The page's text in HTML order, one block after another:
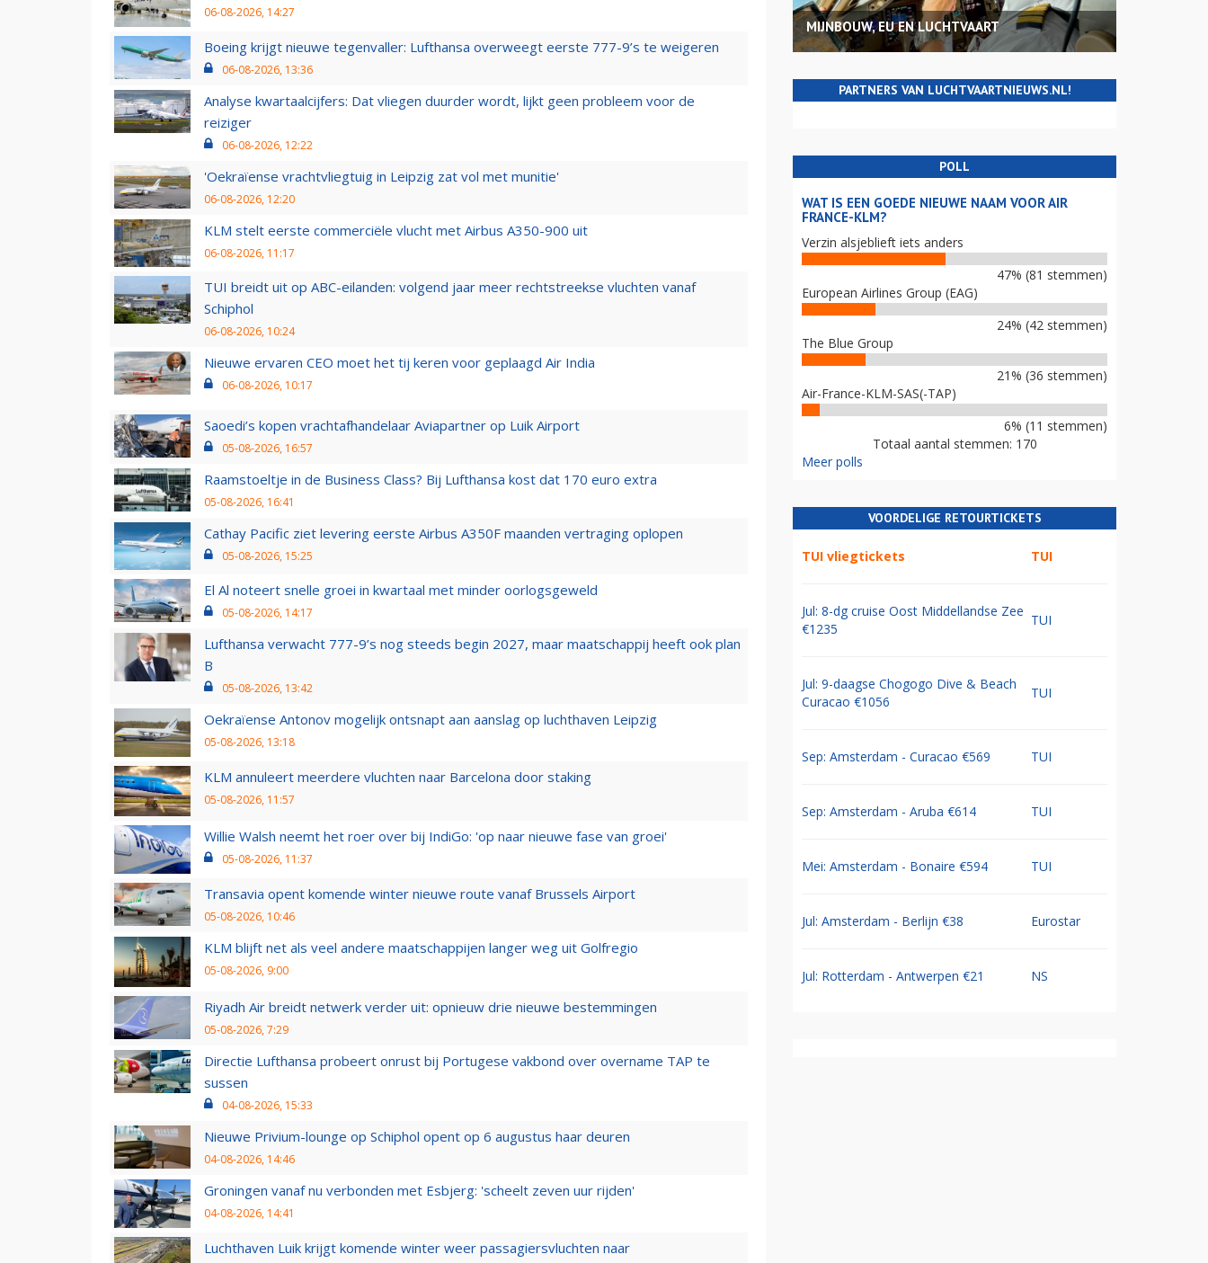
06-08-2026, 14:27
Boeing krijgt nieuwe tegenvaller: Lufthansa overweegt eerste 777-9’s te weigeren
06-08-2026, 13:36
Analyse kwartaalcijfers: Dat vliegen duurder wordt, lijkt geen probleem voor de
reiziger
06-08-2026, 12:22
'Oekraïense vrachtvliegtuig in Leipzig zat vol met munitie'
06-08-2026, 12:20
KLM stelt eerste commerciële vlucht met Airbus A350-900 uit
06-08-2026, 11:17
TUI breidt uit op ABC-eilanden: volgend jaar meer rechtstreekse vluchten vanaf
Schiphol
06-08-2026, 10:24
Nieuwe ervaren CEO moet het tij keren voor geplaagd Air India
06-08-2026, 10:17
Saoedi’s kopen vrachtafhandelaar Aviapartner op Luik Airport
05-08-2026, 16:57
Raamstoeltje in de Business Class? Bij Lufthansa kost dat 170 euro extra
05-08-2026, 16:41
Cathay Pacific ziet levering eerste Airbus A350F maanden vertraging oplopen
05-08-2026, 15:25
El Al noteert snelle groei in kwartaal met minder oorlogsgeweld
05-08-2026, 14:17
Lufthansa verwacht 777-9’s nog steeds begin 2027, maar maatschappij heeft ook plan
B
05-08-2026, 13:42
Oekraïense Antonov mogelijk ontsnapt aan aanslag op luchthaven Leipzig
05-08-2026, 13:18
KLM annuleert meerdere vluchten naar Barcelona door staking
05-08-2026, 11:57
Willie Walsh neemt het roer over bij IndiGo: 'op naar nieuwe fase van groei'
05-08-2026, 11:37
Transavia opent komende winter nieuwe route vanaf Brussels Airport
05-08-2026, 10:46
KLM blijft net als veel andere maatschappijen langer weg uit Golfregio
05-08-2026, 9:00
Riyadh Air breidt netwerk verder uit: opnieuw drie nieuwe bestemmingen
05-08-2026, 7:29
Directie Lufthansa probeert onrust bij Portugese vakbond over overname TAP te
sussen
04-08-2026, 15:33
Nieuwe Privium-lounge op Schiphol opent op 6 augustus haar deuren
04-08-2026, 14:46
Groningen vanaf nu verbonden met Esbjerg: 'scheelt zeven uur rijden'
04-08-2026, 14:41
Luchthaven Luik krijgt komende winter weer passagiersvluchten naar
MIJNBOUW, EU EN LUCHTVAART
PARTNERS VAN LUCHTVAARTNIEUWS.NL!
POLL
WAT IS EEN GOEDE NIEUWE NAAM VOOR AIR
FRANCE-KLM?
Verzin alsjeblieft iets anders
47% (81 stemmen)
European Airlines Group (EAG)
24% (42 stemmen)
The Blue Group
21% (36 stemmen)
Air-France-KLM-SAS(-TAP)
6% (11 stemmen)
Totaal aantal stemmen: 170
Meer polls
VOORDELIGE RETOURTICKETS
TUI vliegtickets TUI
Jul: 8-dg cruise Oost Middellandse Zee
€1235
TUI
Jul: 9-daagse Chogogo Dive & Beach
Curacao €1056
TUI
Sep: Amsterdam - Curacao €569 TUI
Sep: Amsterdam - Aruba €614 TUI
Mei: Amsterdam - Bonaire €594 TUI
Jul: Amsterdam - Berlijn €38 Eurostar
Jul: Rotterdam - Antwerpen €21 NS